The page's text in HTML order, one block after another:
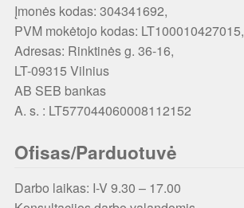
Įmonės kodas: 304341692,
PVM mokėtojo kodas: LT100010427015,
Adresas: Rinktinės g. 36-16,
LT-09315 Vilnius
AB SEB bankas
A. s. : LT577044060008112152
Ofisas/Parduotuvė
Darbo laikas: I-V 9.30 – 17.00